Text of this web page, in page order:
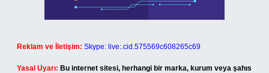
Reklam ve İletişim: Skype: live:.cid.575569c608265c69
Yasal Uyarı: Bu internet sitesi, herhangi bir marka, kurum veya şahıs